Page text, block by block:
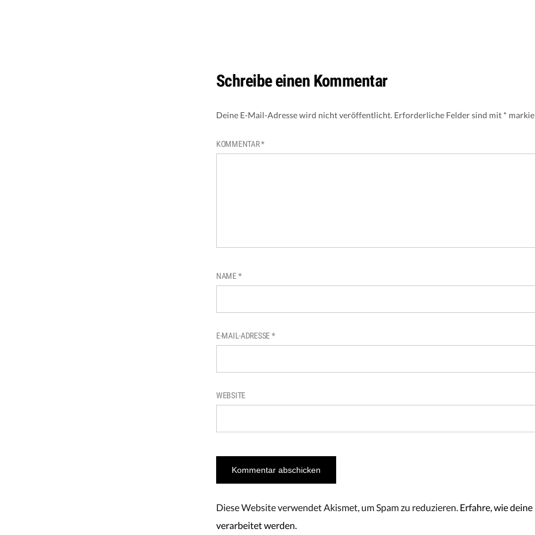
Schreibe einen Kommentar
Deine E-Mail-Adresse wird nicht veröffentlicht. Erforderliche Felder sind mit *
KOMMENTAR*
NAME*
E-MAIL-ADRESSE*
WEBSITE
Diese Website verwendet Akismet, um Spam zu reduzieren. Erfahre, wie
verarbeitet werden.